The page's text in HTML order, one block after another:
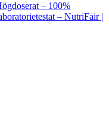
– 100%
– NutriFair |